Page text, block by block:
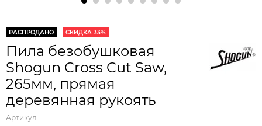
РАСПРОДАНО СКИДКА 33%
Пила безобушковая
Shogun Cross Cut Saw,
265мм, прямая
деревянная рукоять
Артикул: —